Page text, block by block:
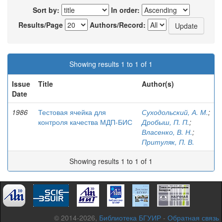
Sort by:
In order:
Results/Page
Authors/Record:
Showing results 1 to 1 of 1
Issue
Date
Title Author(s)
1986
Тестовая ячейка для
контроля качества МДП-БИС
Суходольский, А. М.;
Дробыш, П. П.;
Власенко, В. Н.;
Притуляк, П. В.
Showing results 1 to 1 of 1
© 2014-2026, Библиотека БГУИР - Обратная связь